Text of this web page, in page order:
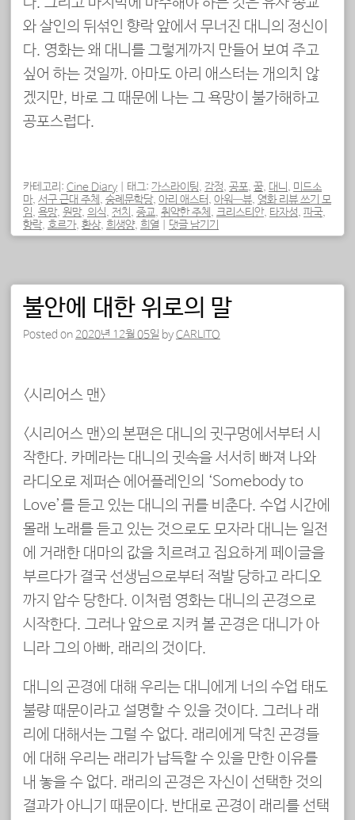
와 살인의 뒤섞인 향락 앞에서 무너진 대니의 정신이
다. 영화는 왜 대니를 그렇게까지 만들어 보여 주고
싶어 하는 것일까. 아마도 아리 애스터는 개의치 않
겠지만, 바로 그 때문에 나는 그 욕망이 불가해하고
공포스럽다.
카테고리: Cine Diary 태그: 가스라이팅, 감정, 공포, 꿈, 대니, 미드소
마, 서구 근대 주체 , 숭례문학당, 아리 애스터, 아워—뷰, 영화 리뷰 쓰기 모
임, 욕망, 원망, 의식, 전치 , 종교, 취약한 주체 , 크리스티안, 타자성, 파국,
향락, 호르가, 환상, 희생양, 희열 댓글 남기기
불안에 대한 위로의 말
Posted on 2020년 12월 05일 byCARLITO
<시리어스 맨>
<시리어스 맨>의 본편은 대니의 귓구멍에서부터 시
작한다. 카메라는 대니의 귓속을 서서히 빠져 나와
라디오로 제퍼슨 에어플레인의 ‘Somebody to
Love’를 듣고 있는 대니의 귀를 비춘다. 수업 시간에
몰래 노래를 듣고 있는 것으로도 모자라 대니는 일전
에 거래한 대마의 값을 치르려고 집요하게 페이글을
부르다가 결국 선생님으로부터 적발 당하고 라디오
까지 압수 당한다. 이처럼 영화는 대니의 곤경으로
시작한다. 그러나 앞으로 지켜 볼 곤경은 대니가 아
니라 그의 아빠, 래리의 것이다.
대니의 곤경에 대해 우리는 대니에게 너의 수업 태도
불량 때문이라고 설명할 수 있을 것이다. 그러나 래
리에 대해서는 그럴 수 없다. 래리에게 닥친 곤경들
에 대해 우리는 래리가 납득할 수 있을 만한 이유를
내 놓을 수 없다. 래리의 곤경은 자신이 선택한 것의
결과가 아니기 때문이다. 반대로 곤경이 래리를 선택